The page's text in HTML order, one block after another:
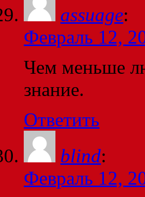
assuage:
Февраль 12,
Чем меньше
знание.
Ответить
blind:
Февраль 12,